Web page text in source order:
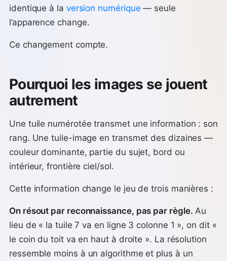
identique à la version numérique — seule
l’apparence change.
Ce changement compte.
Pourquoi les images se jouent
autrement
Une tuile numérotée transmet une information : son
rang. Une tuile-image en transmet des dizaines —
couleur dominante, partie du sujet, bord ou
intérieur, frontière ciel/sol.
Cette information change le jeu de trois manières :
On résout par reconnaissance, pas par règle. Au
lieu de « la tuile 7 va en ligne 3 colonne 1 », on dit «
le coin du toit va en haut à droite ». La résolution
ressemble moins à un algorithme et plus à un